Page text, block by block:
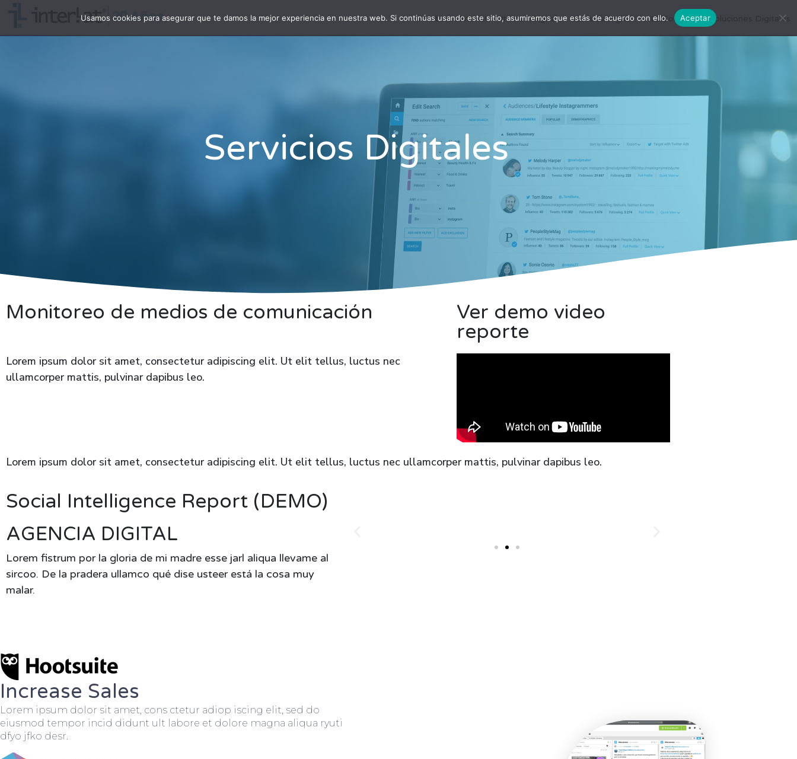
#WebinarsInterlat #LatamDigital #EscuelaDigital #LDConecta Soluciones Digitales
Servicios Digitales
Monitoreo de medios de comunicación
Ver demo video
reporte
Lorem ipsum dolor sit amet, consectetur adipiscing elit. Ut elit tellus, luctus nec
ullamcorper mattis, pulvinar dapibus leo.
Lorem ipsum dolor sit amet, consectetur adipiscing elit. Ut elit tellus, luctus nec ullamcorper mattis, pulvinar dapibus leo.
Social Intelligence Report (DEMO)
AGENCIA DIGITAL
Lorem fistrum por la gloria de mi madre esse jarl aliqua llevame al
sircoo. De la pradera ullamco qué dise usteer está la cosa muy
malar.
Increase Sales
Lorem ipsum dolor sit amet, cons ctetur adiop iscing elit, sed do
eiusmod tempor incid didunt ult labore et dolore magna aliqua ryuti
dfyo jfko desr.
Usamos cookies para asegurar que te damos la mejor experiencia en nuestra web. Si continúas usando este sitio, asumiremos que estás de acuerdo con ello. Aceptar